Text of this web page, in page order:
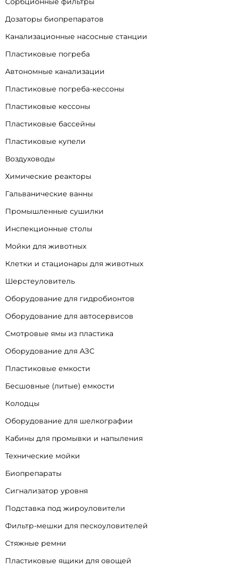
Дозаторы биопрепаратов
Канализационные насосные станции
Пластиковые погреба
Автономные канализации
Пластиковые погреба-кессоны
Пластиковые кессоны
Пластиковые бассейны
Пластиковые купели
Воздуховоды
Химические реакторы
Гальванические ванны
Промышленные сушилки
Инспекционные столы
Мойки для животных
Клетки и стационары для животных
Шерстеуловитель
Оборудование для гидробионтов
Оборудование для автосервисов
Смотровые ямы из пластика
Оборудование для АЗС
Пластиковые емкости
Бесшовные (литые) емкости
Колодцы
Оборудование для шелкографии
Кабины для промывки и напыления
Технические мойки
Биопрепараты
Сигнализатор уровня
Подставка под жироуловители
Фильтр-мешки для пескоуловителей
Стяжные ремни
Пластиковые ящики для овощей